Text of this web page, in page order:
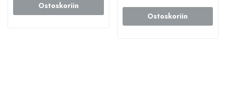
Ostoskoriin
Ostoskoriin